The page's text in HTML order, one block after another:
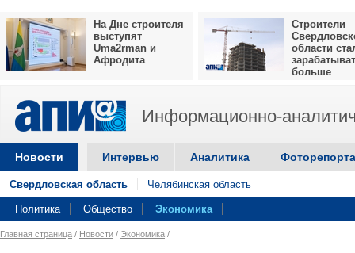
На Дне строителя
выступят
Uma2rman и
Афродита
Строители
области
больше
Информационно-
Новости Интервью Аналитика
Свердловская область Челябинская область
Политика Общество Экономика
Главная страница / Новости / Экономика /